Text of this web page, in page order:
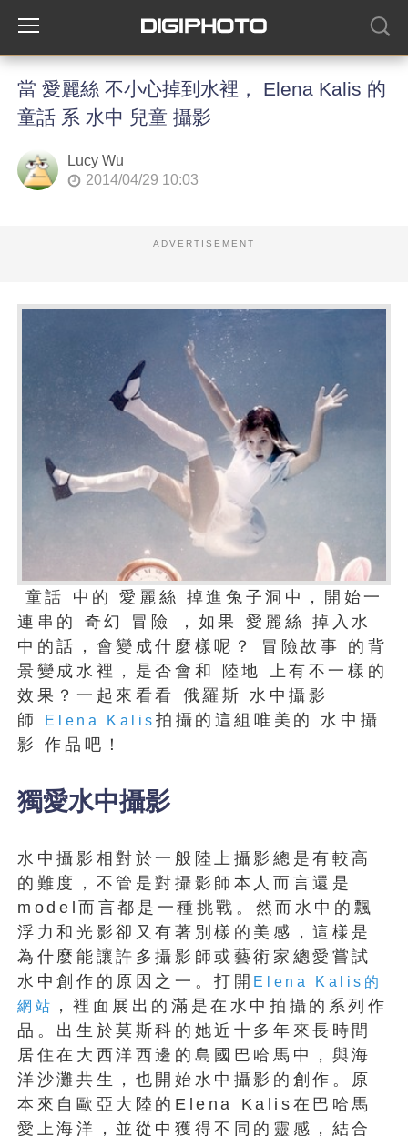
當 愛麗絲 不小心掉到水裡， Elena Kalis 的
童話 系 水中 兒童 攝影
Lucy Wu
2014/04/29 10:03
ADVERTISEMENT
童話 中的 愛麗絲 掉進兔子洞中，開始一
連串的 奇幻 冒險 ，如果 愛麗絲 掉入水
中的話，會變成什麼樣呢？ 冒險故事 的背
景變成水裡，是否會和 陸地 上有不一樣的
效果？一起來看看 俄羅斯 水中攝影
師
Elena Kalis 拍攝的這組唯美的 水中攝
影 作品吧！
獨愛水中攝影
水中攝影相對於一般陸上攝影總是有較高
的難度，不管是對攝影師本人而言還是
model而言都是一種挑戰。然而水中的飄
浮力和光影卻又有著別樣的美感，這樣是
為什麼能讓許多攝影師或藝術家總愛嘗試
水中創作的原因之一。打開 Elena Kalis的
網站
，裡面展出的滿是在水中拍攝的系列作
品。出生於莫斯科的她近十多年來長時間
居住在大西洋西邊的島國巴哈馬中，與海
洋沙灘共生，也開始水中攝影的創作。原
本來自歐亞大陸的Elena Kalis在巴哈馬
愛上海洋，並從中獲得不同的靈感，結合